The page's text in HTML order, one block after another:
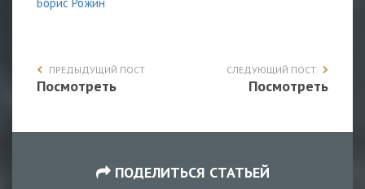
ПРЕДЫДУЩИЙ ПОСТ
Посмотреть
СЛЕДУЮЩИЙ ПОСТ
Посмотреть
ПОДЕЛИТЬСЯ СТАТЬЕЙ